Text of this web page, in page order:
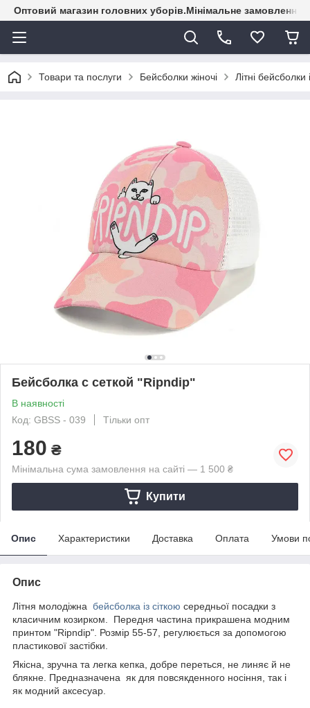
Оптовий магазин головних уборів.Мінімальне замовлення
Товари та послуги Бейсболки жіночі Літні бейсболки
Бейсболка с сеткой "Ripndip"
В наявності
Код: GBSS - 039
Тільки опт
180 ₴
Мінімальна сума замовлення на сайті — 1 500 ₴
Купити
Опис Характеристики Доставка Оплата Умови
Опис
Літня молодіжна бейсболка із сіткою середньої посадки з
класичним козирком. Передня частина прикрашена модним
принтом "Ripndip". Розмір 55-57, регулюється за допомогою
пластикової застібки.
Якісна, зручна та легка кепка, добре переться, не линяє й не
блякне. Предназначена як для повсякденного носіння, так і
як модний аксесуар.